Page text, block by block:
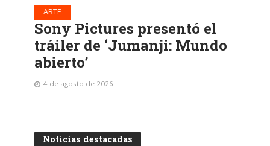
ARTE
Sony Pictures presentó el
tráiler de ‘Jumanji: Mundo
abierto’
4 de agosto de 2026
Noticias destacadas